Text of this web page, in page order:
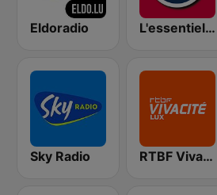
Eldoradio L'essentiel Radio
Sky Radio RTBF VivaCité Luxembourg